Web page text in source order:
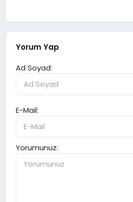
Yorum Yap
Ad Soyad:
E-Mail:
Yorumunuz: